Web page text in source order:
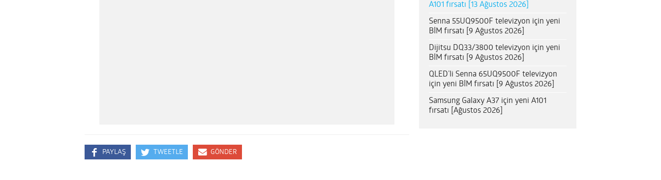
PAYLAŞ TWEETLE GÖNDER
A101 fırsatı [13 Ağustos 2026]
Senna 55UQ9500F televizyon için yeni
BİM fırsatı [9 Ağustos 2026]
Dijitsu DQ33/3800 televizyon için yeni
BİM fırsatı [9 Ağustos 2026]
QLED’li Senna 65UQ9500F televizyon
için yeni BİM fırsatı [9 Ağustos 2026]
Samsung Galaxy A37 için yeni A101
fırsatı [Ağustos 2026]